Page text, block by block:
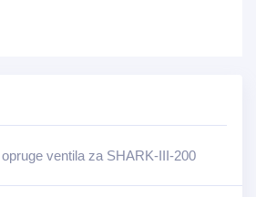
ventila za SHARK-III-200